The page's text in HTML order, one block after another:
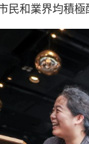
民和業界均積極